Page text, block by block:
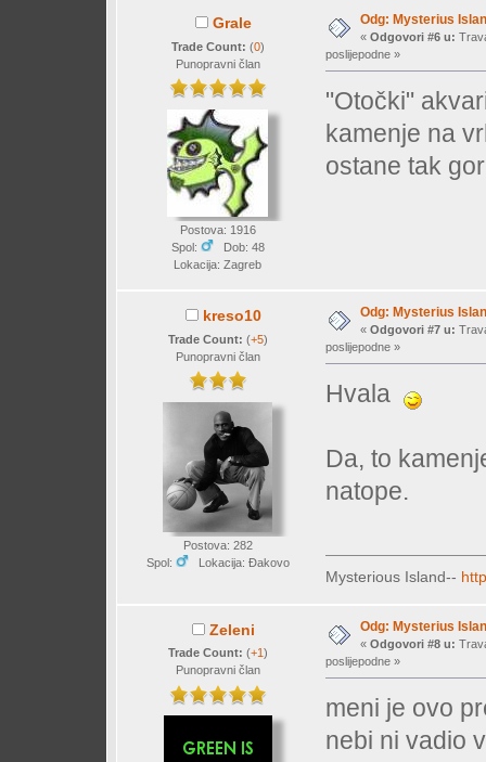
Grale
Trade Count: (0)
Punopravni član
Postova: 1916
Spol:
Dob: 48
Lokacija: Zagreb
Odg: Mysterius
« Odgovori #6 u:
poslijepodne »
"Otočki"
kamenje na
ostane tak
kreso10
Trade Count: (+5)
Punopravni član
Postova: 282
Spol:
Lokacija: Đakovo
Odg: Mysterius
« Odgovori #7 u:
poslijepodne »
Hvala
Da, to
natope.
Mysterious Island--
Zeleni
Trade Count: (+1)
Punopravni član
Odg: Mysterius
« Odgovori #8 u:
poslijepodne »
meni je ovo
nebi ni vadio